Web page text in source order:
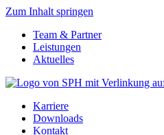
Zum Inhalt springen
Team & Partner
Leistungen
Aktuelles
Karriere
Downloads
Kontakt